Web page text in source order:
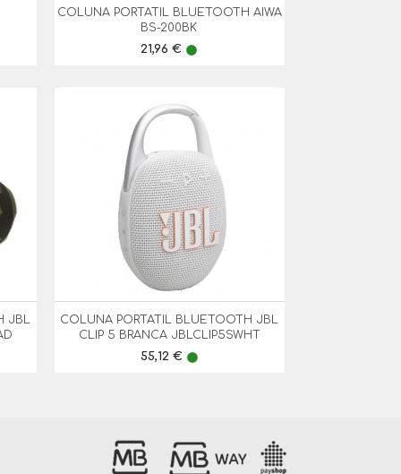
COLUNA PORTATIL BLUETOOTH AIWA
BS-200BK
Preço
21,96 € lens
Vista Rápida
JBL
COLUNA PORTATIL BLUETOOTH JBL
CLIP 5 BRANCA JBLCLIP5SWHT
Preço
55,12 € lens
Vista Rápida